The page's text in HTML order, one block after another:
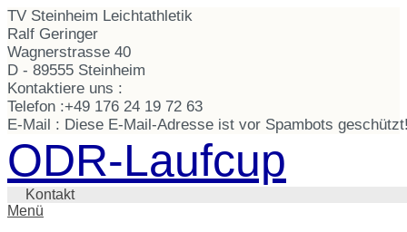
TV Steinheim Leichtathletik
Ralf Geringer
Wagnerstrasse 40
D - 89555 Steinheim
Kontaktiere uns :
Telefon :+49 176 24 19 72 63
E-Mail : Diese E-Mail-Adresse ist vor Spambots
ODR-Laufcup
Kontakt
Menü